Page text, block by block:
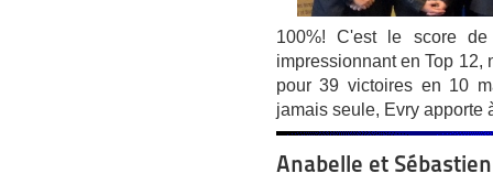
100%! C'est le score
impressionnant en Top
pour 39 victoires en 10
jamais seule, Evry apporte
Anabelle et